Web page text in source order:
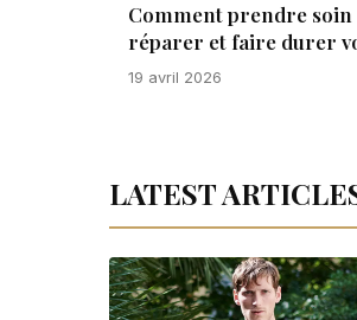
Comment prendre soin
réparer et faire durer
19 avril 2026
LATEST